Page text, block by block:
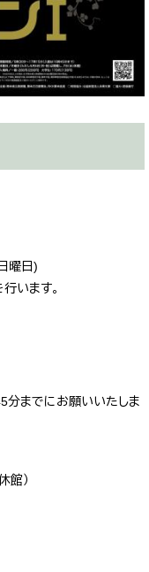
曜日)
います。
分までにお願いいたしま
館）